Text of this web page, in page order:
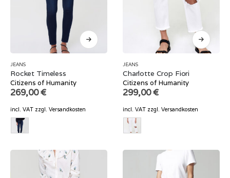
JEANS
Rocket Timeless
Citizens of Humanity
269,00€
incl. VAT zzgl. Versandkosten
JEANS
Charlotte Crop Fiori
Citizens of Humanity
299,00€
incl. VAT zzgl. Versandkosten